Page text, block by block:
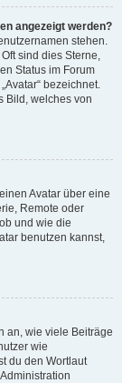
angezeigt werden?
stehen.
sind dies Sterne,
Status im Forum
bezeichnet.
Bild, welches von
Avatar über eine
Remote oder
und wie die
benutzen kannst,
an, wie viele Beiträge
wie
du den Wortlaut